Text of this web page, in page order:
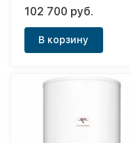
PSH 50 Universal EL
102 700 руб.
В корзину